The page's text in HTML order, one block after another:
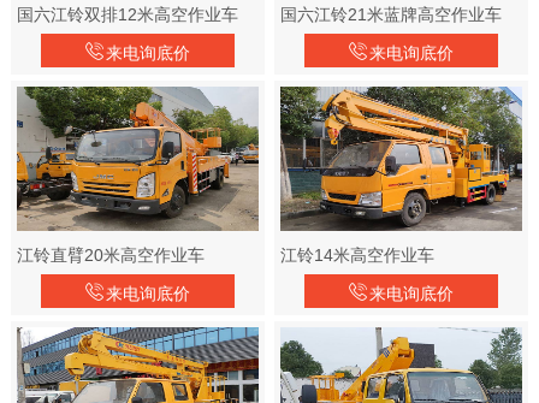
国六江铃双排12米高空作业车
来电询底价
国六江铃21米蓝牌高空作业车
来电询底价
江铃直臂20米高空作业车
来电询底价
江铃14米高空作业车
来电询底价